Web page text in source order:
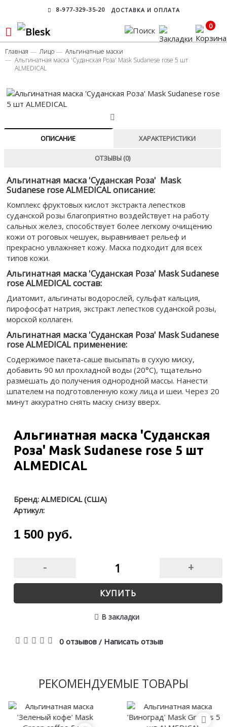
8-977-329-35-20 ДОСТАВКА И ОПЛАТА
0
Главная Лицо
Альгинатные маски
Альгинатная маска 'Суданская Роза' Mask Sudanese rose 5 шт
ALMEDICAL
ОПИСАНИЕ ХАРАКТЕРИСТИКИ
ОТЗЫВЫ (0)
Альгинатная маска 'Суданская Роза' Mask
Sudanese rose ALMEDICAL описание:
Комплекс фруктовых кислот экстракта лепестков
суданской розы благоприятно воздействует на работу
сальных желез, способствует более легкому очищению
кожи от роговых чешуек, выравнивает рельеф и
прекрасно увлажняет кожу. Маска подходит для всех
типов кожи.
Альгинатная маска 'Суданская Роза' Mask Sudanese
rose ALMEDICAL состав:
Диатомит, альгинаты водорослей, сульфат кальция,
пирофосфат натрия, экстракт лепестков суданской розы,
морской коллаген.
Альгинатная маска 'Суданская Роза' Mask Sudanese
rose ALMEDICAL применение:
Содержимое пакета-саше высыпать в сухую миску,
добавить 90 мл прохладной воды (20°С), тщательно
размешать до получения однородной массы. Нанести
шпателем на подготовленную кожу лица и шеи. Через 20
минут аккуратно снять маску снизу вверх.
Альгинатная маска 'Суданская
Роза' Mask Sudanese rose 5 шт
ALMEDICAL
Бренд: ALMEDICAL (США)
Артикул:
1 500 руб.
- +
КУПИТЬ
В закладки
0 отзывов/ Написать отзыв
РЕКОМЕНДУЕМЫЕ ТОВАРЫ